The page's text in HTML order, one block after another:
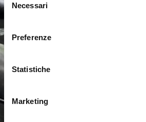
del
consenso
Necessari
Preferenze
Statistiche
Marketing
United Kingdom. Would you like to
Invalid username or password.
password is case-sensitive. Please